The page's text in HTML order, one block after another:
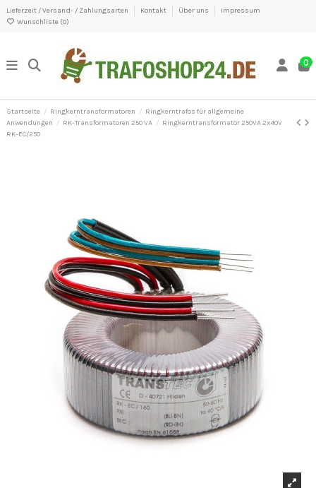
Lieferzeit / Versand- / Zahlungsarten Kontakt Über uns
Impressum
Wunschliste (0)
0
Startseite Ringkerntransformatoren
Ringkerntrafos für allgemeine
Anwendungen
RK-Transformatoren 250 VA
Ringkerntransformator 250VA 2x40V
RK-EC/250